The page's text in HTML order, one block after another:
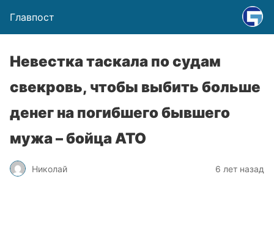
Главпост
Невестка таскала по судам
свекровь, чтобы выбить больше
денег на погибшего бывшего
мужа – бойца АТО
Николай 6 лет назад